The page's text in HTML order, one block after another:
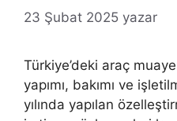
23 Şubat 2025 yazar
Türkiye’deki araç
yapımı, bakımı ve
yılında yapılan